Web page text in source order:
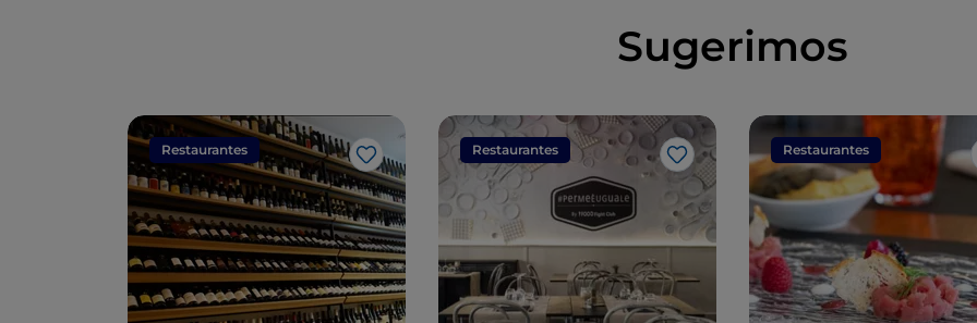
Sugerimos
Restaurantes
Gosto
Restaurantes
Gosto
Restaurantes